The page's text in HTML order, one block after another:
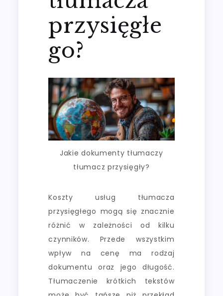
przysięgłe
go?
Jakie dokumenty tłumaczy
tłumacz przysięgły?
Koszty usług tłumacza
przysięgłego mogą się znacznie
różnić w zależności od kilku
czynników. Przede wszystkim
wpływ na cenę ma rodzaj
dokumentu oraz jego długość.
Tłumaczenie krótkich tekstów